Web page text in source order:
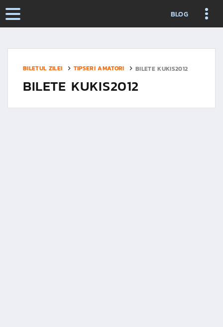
BLOG
BILETUL ZILEI TIPSERI AMATORI BILETE KUKIS2012
BILETE KUKIS2012